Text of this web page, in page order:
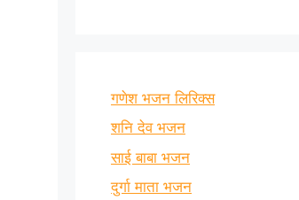
गणेश भजन लिरिक्स
शनि देव भजन
साई बाबा भजन
दुर्गा माता भजन